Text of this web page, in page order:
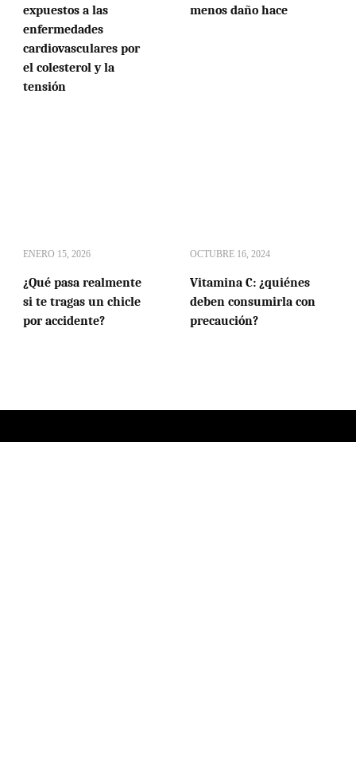
expuestos a las
enfermedades
cardiovasculares por
el colesterol y la
tensión
menos daño hace
ENERO 15, 2026
¿Qué pasa realmente
si te tragas un chicle
por accidente?
OCTUBRE 16, 2024
Vitamina C: ¿quiénes
deben consumirla con
precaución?